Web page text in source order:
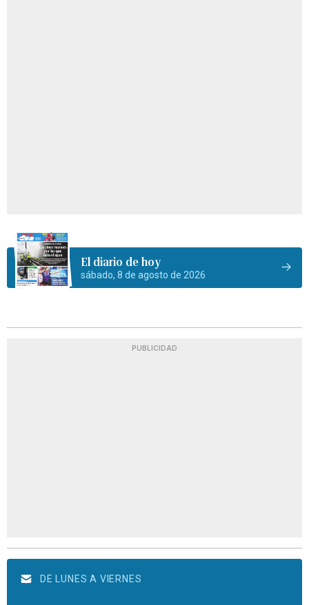
El diario de hoy
sábado, 8 de agosto de 2026
PUBLICIDAD
DE LUNES A VIERNES